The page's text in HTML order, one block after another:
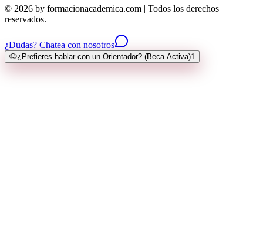
© 2026 by formacionacademica.com | Todos los derechos
reservados.
¿Dudas? Chatea con nosotros
🐶¿Prefieres hablar con un Orientador? (Beca Activa)1